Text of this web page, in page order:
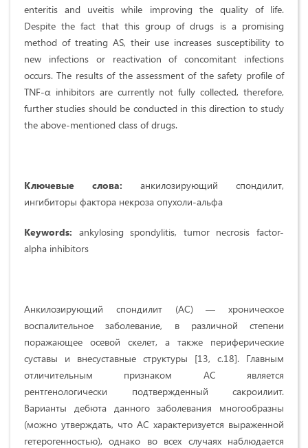
enteritis and uveitis while improving the quality of life.
Despite the fact that this group of drugs is a promising
method of treating AS, their use increases susceptibility to
new infections or reactivation of concomitant infections
occurs. The results of the assessment of the safety profile of
TNF-α inhibitors are currently not fully collected, therefore,
further studies should be conducted in this direction to study
the above-mentioned class of drugs.
Ключевые слова: анкилозирующий спондилит,
ингибиторы фактора некроза опухоли-альфа
Keywords: ankylosing spondylitis, tumor necrosis factor-
alpha inhibitors
Анкилозирующий спондилит (АС) — хроническое
воспалительное заболевание, в различной степени
поражающее осевой скелет, а также периферические
суставы и внесуставные структуры [13, с.18]. Главным
отличительным признаком АС является
рентгенологически подтвержденный сакроилиит.
Варианты дебюта данного заболевания многообразны
(можно утверждать, что АС характеризуется выраженной
гетерогенностью), однако во всех случаях наблюдается